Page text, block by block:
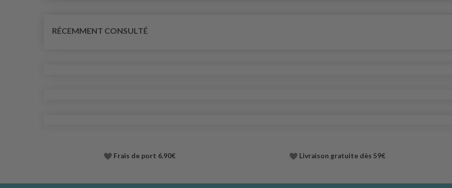
RÉCEMMENT CONSULTÉ
Frais de port 6.90€ Livraison gratuite dès 59€